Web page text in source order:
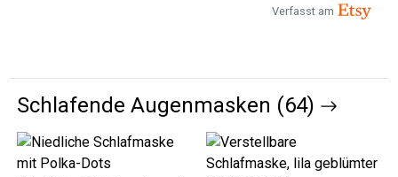
Verfasst am
Schlafende Augenmasken (64)